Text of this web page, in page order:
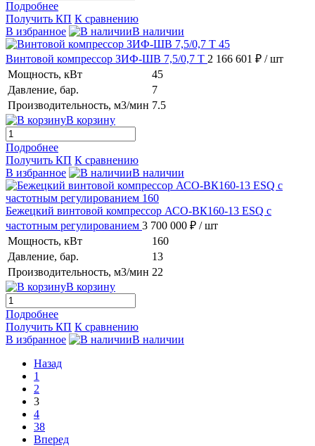
Подробнее
Получить КП К сравнению
В избранное
В наличии
Винтовой компрессор ЗИФ-ШВ 7,5/0,7 Т 2 166 601 ₽ / шт
Мощность, кВт
45
Давление, бар.
7
Производительность, м3/мин 7.5
В корзину
Подробнее
Получить КП К сравнению
В избранное
В наличии
Бежецкий винтовой компрессор АСО-ВК160-13 ESQ с
частотным регулированием 3 700 000 ₽ / шт
Мощность, кВт
160
Давление, бар.
13
Производительность, м3/мин 22
В корзину
Подробнее
Получить КП К сравнению
В избранное
В наличии
Назад
1
2
3
4
38
Вперед